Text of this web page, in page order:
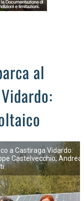
al
a Castiraga Vidardo:
Castelvecchio, Andrea